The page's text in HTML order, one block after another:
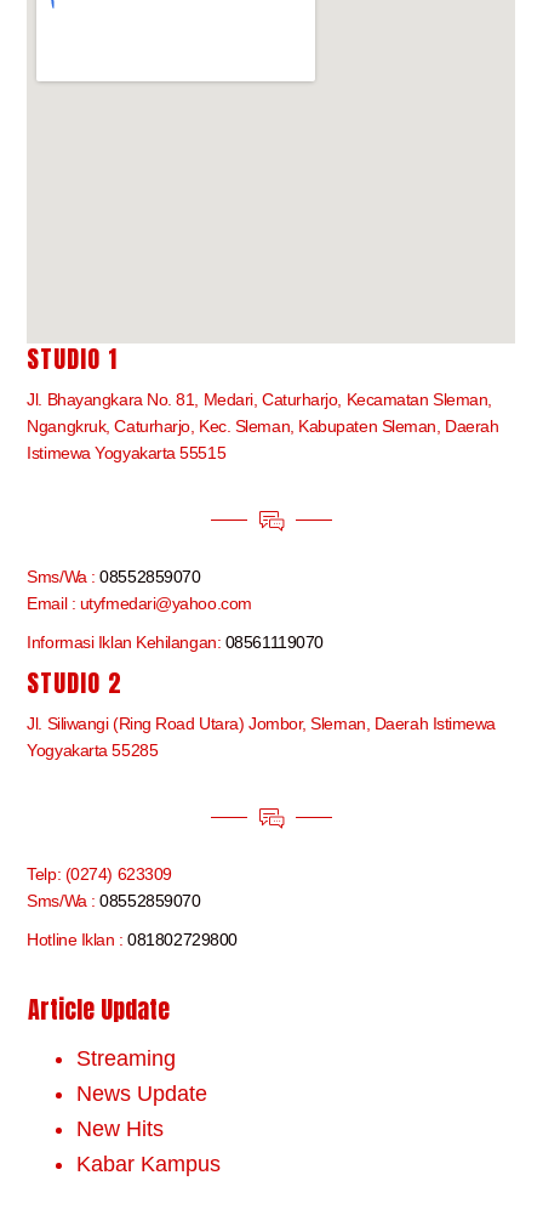
STUDIO 1
Jl. Bhayangkara No. 81, Medari, Caturharjo, Kecamatan Sleman,
Ngangkruk, Caturharjo, Kec. Sleman, Kabupaten Sleman, Daerah
Istimewa Yogyakarta 55515
Sms/Wa :08552859070
Email : utyfmedari@yahoo.com
Informasi Iklan Kehilangan: 08561119070
STUDIO 2
Jl. Siliwangi (Ring Road Utara) Jombor, Sleman, Daerah Istimewa
Yogyakarta 55285
Telp: (0274) 623309
Sms/Wa :08552859070
Hotline Iklan :081802729800
Article Update
Streaming
News Update
New Hits
Kabar Kampus